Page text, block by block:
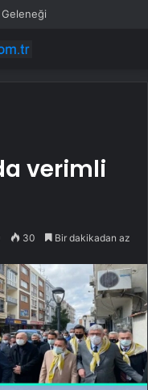
Geleneği
verimli
30 Bir dakikadan az